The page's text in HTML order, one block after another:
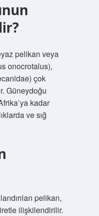
pelikan veya
onocrotalus),
çok
Güneydoğu
kadar
ve sığ
pelikan,
ilişkilendirilir.